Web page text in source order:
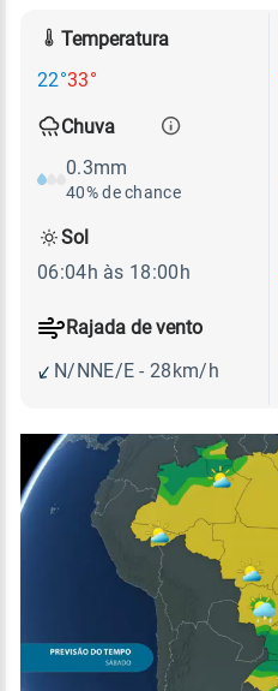
Temperatura
22°33°
Chuva
0.3mm
40% de chance
Rajada de vento
N/NNE/E - 28km/h
Sol
06:04h às 18:00h